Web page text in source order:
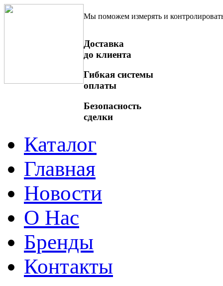
Мы поможем измерять и
Доставка
до клиента
Гибкая системы
оплаты
Безопасность
сделки
Каталог
Главная
Новости
О Нас
Бренды
Контакты